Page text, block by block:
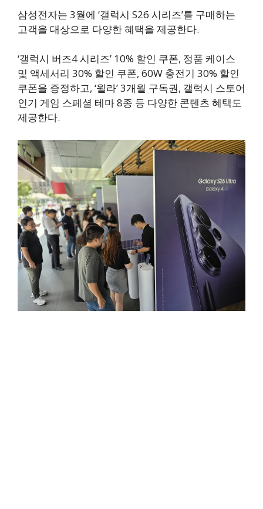
삼성전자는 3월에 ‘갤럭시 S26 시리즈’를 구매하는
고객을 대상으로 다양한 혜택을 제공한다.
‘갤럭시 버즈4 시리즈’ 10% 할인 쿠폰, 정품 케이스
및 액세서리 30% 할인 쿠폰, 60W 충전기 30% 할인
쿠폰을 증정하고, ‘윌라’ 3개월 구독권, 갤럭시 스토어
인기 게임 스페셜 테마 8종 등 다양한 콘텐츠 혜택도
제공한다.